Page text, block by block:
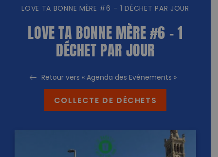
LOVE TA BONNE MÈRE #6 – 1 DÉCHET PAR JOUR
LOVE TA BONNE MÈRE #6 – 1
DÉCHET PAR JOUR
Retour vers « Agenda des Evénements »
COLLECTE DE DÉCHETS